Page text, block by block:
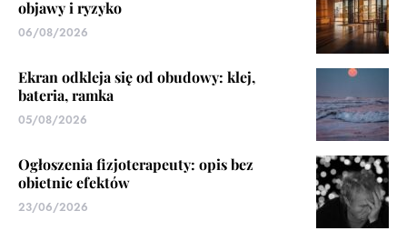
objawy i ryzyko
06/08/2026
Ekran odkleja się od obudowy: klej,
bateria, ramka
05/08/2026
Ogłoszenia fizjoterapeuty: opis bez
obietnic efektów
23/06/2026